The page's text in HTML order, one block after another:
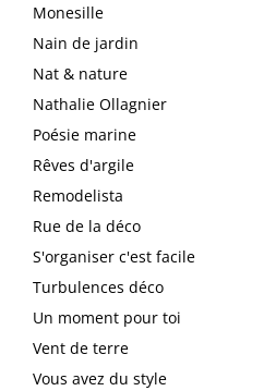
Monesille
Nain de jardin
Nat & nature
Nathalie Ollagnier
Poésie marine
Rêves d'argile
Remodelista
Rue de la déco
S'organiser c'est facile
Turbulences déco
Un moment pour toi
Vent de terre
Vous avez du style